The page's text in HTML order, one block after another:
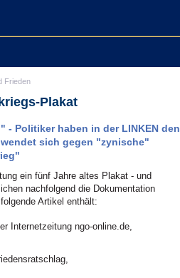
Frieden
Plakat
Politiker haben in der LINKEN den
sich gegen "zynische"
ein fünf Jahre altes Plakat - und
nachfolgend die Dokumentation
Artikel enthält:
Internetzeitung ngo-online.de,